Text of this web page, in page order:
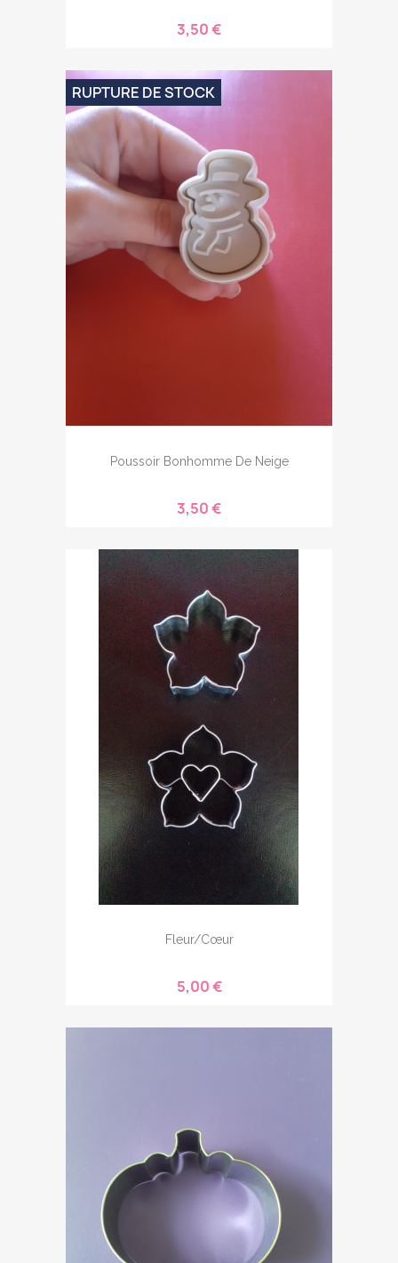
3,50 €
Poussoir Bonhomme De Neige
3,50 €
RUPTURE DE STOCK
Fleur/cœur
5,00 €